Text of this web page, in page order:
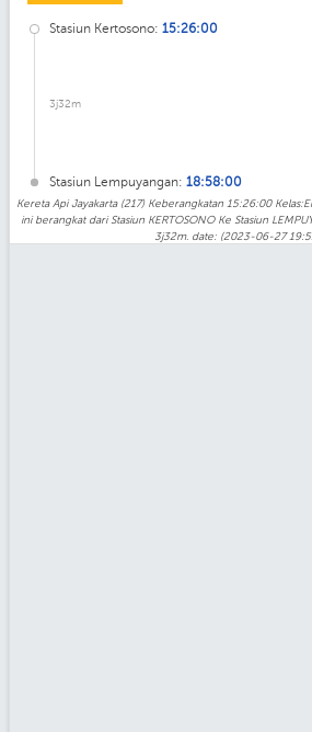
Stasiun Kertosono: 15:26:00
3j32m
Stasiun Lempuyangan: 18:58:00
Kereta Api Jayakarta (217) Keberangkatan 15:26:00
ini berangkat dari Stasiun KERTOSONO Ke Stasiun
3j32m. date: (2023-06-27